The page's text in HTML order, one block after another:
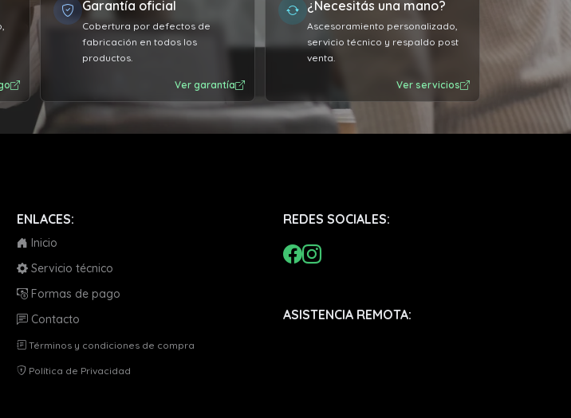
Garantía oficial
Cobertura por defectos de
fabricación en todos los
productos.
Ver garantía
¿Necesitás una mano?
Ascesoramiento personalizado,
servicio técnico y respaldo post
venta.
Ver servicios
ENLACES:
Inicio
Servicio técnico
Formas de pago
Contacto
Términos y condiciones de compra
Política de Privacidad
REDES SOCIALES:
ASISTENCIA REMOTA: